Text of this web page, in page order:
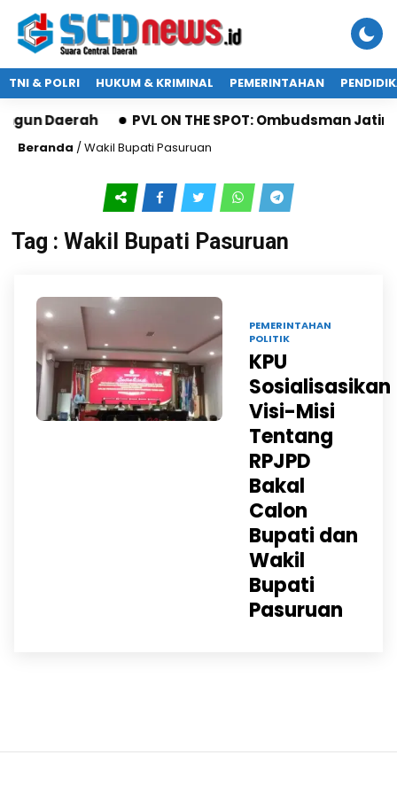
TNI & POLRI HUKUM & KRIMINAL PEMERINTAHAN
Daerah PVL ON THE SPOT: Ombudsman
Beranda /Wakil Bupati Pasuruan
Tag : Wakil Bupati Pasuruan
PEMERINTAHAN
POLITIK
KPU
Sosialisasikan
Visi-Misi
Tentang
RPJPD
Bakal
Calon
Bupati dan
Wakil
Bupati
Pasuruan